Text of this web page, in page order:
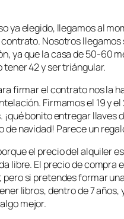
ya elegido, llegamos al
Nosotros llegamos
ya que la casa de 50-60
tener 42 y ser triángular.
firmar el contrato nos la
Firmamos el 19 y
¡qué bonito entregar llaves
de navidad! Parece un
el precio del alquiler
libre. El precio de compra
pero si pretendes formar
libros, dentro de 7 años,
mejor.